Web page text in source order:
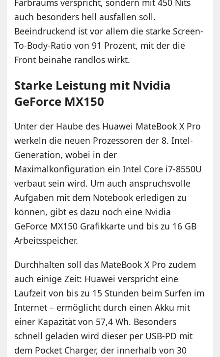
Farbraums verspricht, sondern mit 450 Nits
auch besonders hell ausfallen soll.
Beeindruckend ist vor allem die starke Screen-
To-Body-Ratio von 91 Prozent, mit der die
Front beinahe randlos wirkt.
Starke Leistung mit Nvidia
GeForce MX150
Unter der Haube des Huawei MateBook X Pro
werkeln die neuen Prozessoren der 8. Intel-
Generation, wobei in der
Maximalkonfiguration ein Intel Core i7-8550U
verbaut sein wird. Um auch anspruchsvolle
Aufgaben mit dem Notebook erledigen zu
können, gibt es dazu noch eine Nvidia
GeForce MX150 Grafikkarte und bis zu 16 GB
Arbeitsspeicher.
Durchhalten soll das MateBook X Pro zudem
auch einige Zeit: Huawei verspricht eine
Laufzeit von bis zu 15 Stunden beim Surfen im
Internet – ermöglicht durch einen Akku mit
einer Kapazität von 57,4 Wh. Besonders
schnell geladen wird dieser per USB-PD mit
dem Pocket Charger, der innerhalb von 30